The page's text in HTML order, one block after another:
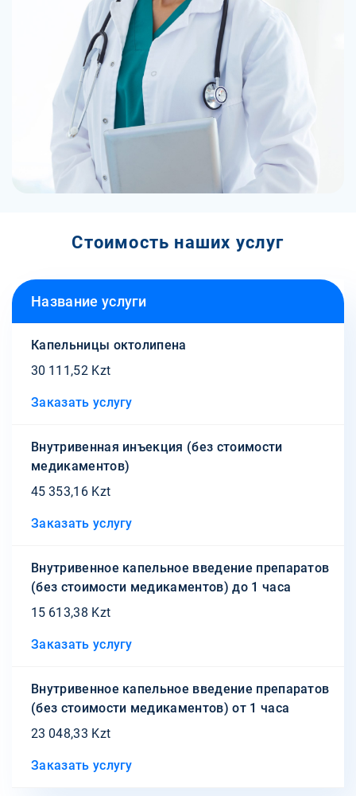
Стоимость наших услуг
Название услуги
Капельницы октолипена
30 111,52 Kzt
Заказать услугу
Внутривенная инъекция (без стоимости
медикаментов)
45 353,16 Kzt
Заказать услугу
Внутривенное капельное введение препаратов
(без стоимости медикаментов) до 1 часа
15 613,38 Kzt
Заказать услугу
Внутривенное капельное введение препаратов
(без стоимости медикаментов) от 1 часа
23 048,33 Kzt
Заказать услугу